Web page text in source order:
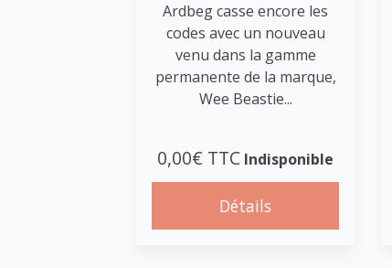
Ardbeg casse encore les
codes avec un nouveau
venu dans la gamme
permanente de la marque,
Wee Beastie...
0,00€ TTC Indisponible
Détails